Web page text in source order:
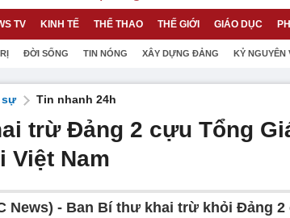
TV KINH TẾ THỂ THAO THẾ GIỚI GIÁO DỤC
ĐỜI SỐNG TIN NÓNG XÂY DỰNG ĐẢNG KỶ NGUYÊN
Tin nhanh 24h
trừ Đảng 2 cựu Tổng
Việt Nam
News) - Ban Bí thư khai trừ khỏi Đảng 2